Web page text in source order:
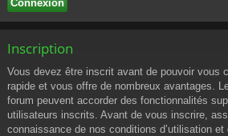
Inscription
Vous devez être inscrit avant de pouvoir vous
rapide et vous offre de nombreux avantages.
forum peuvent accorder des fonctionnalités
utilisateurs inscrits. Avant de vous inscrire,
connaissance de nos conditions d’utilisation